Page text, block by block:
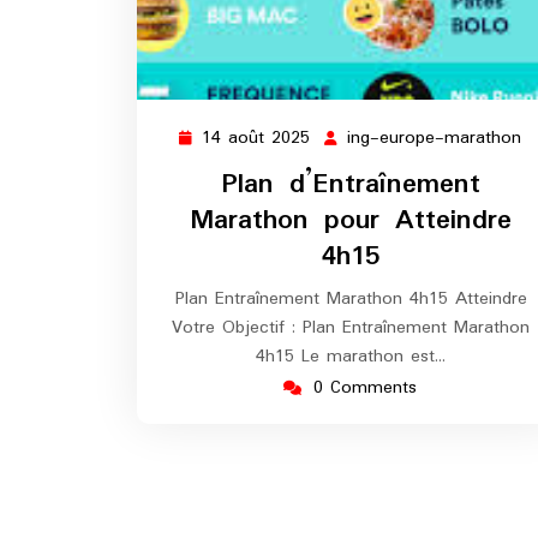
14 août 2025 14
août
2025
ing-europe-marathon
Plan d’Entraînement
Marathon pour Atteindre
4h15
Plan Entraînement Marathon 4h15 Atteindre
Votre Objectif : Plan Entraînement Marathon
4h15 Le marathon est…
0 Comments